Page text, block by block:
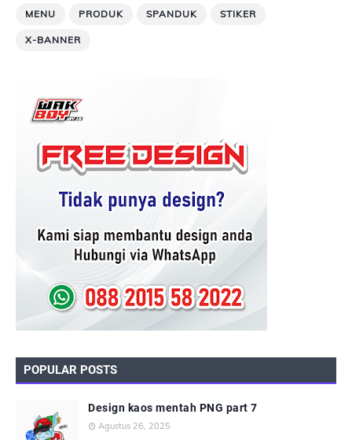
MENU PRODUK SPANDUK STIKER
X-BANNER
POPULAR POSTS
Design kaos mentah PNG part 7
Agustus 26, 2025